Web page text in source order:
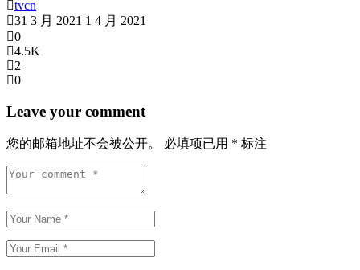
tvcn
31 3 月 2021 1 4 月 2021
0
4.5K
2
0
Leave your comment
您的邮箱地址不会被公开。 必填项已用 * 标注